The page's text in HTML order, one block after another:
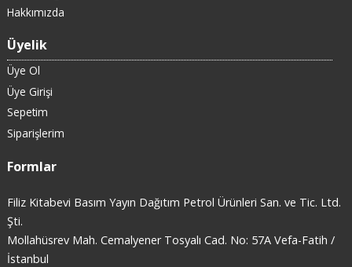
Hakkımızda
Üyelik
Üye Ol
Üye Girişi
Sepetim
Siparişlerim
Formlar
Filiz Kitabevi Basım Yayın Dağıtım Petrol Ürünleri San. ve Tic. Ltd.
Şti.
Mollahüsrev Mah. Cemalyener Tosyalı Cad. No: 57A Vefa-Fatih /
İstanbul